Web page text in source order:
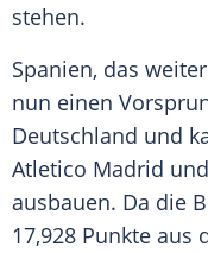
stehen.
Spanien, das
nun einen
Deutschland und
Atletico Madrid und
ausbauen. Da die
17,928 Punkte aus